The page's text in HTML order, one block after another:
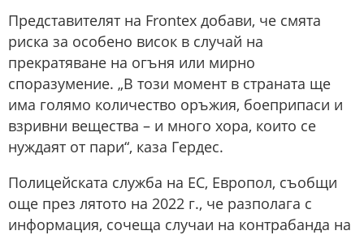
Представителят на Frontex добави, че смята
риска за особено висок в случай на
прекратяване на огъня или мирно
споразумение. „В този момент в страната ще
има голямо количество оръжия, боеприпаси и
взривни вещества – и много хора, които се
нуждаят от пари“, каза Гердес.
Полицейската служба на ЕС, Европол, съобщи
още през лятото на 2022 г., че разполага с
информация, сочеща случаи на контрабанда на